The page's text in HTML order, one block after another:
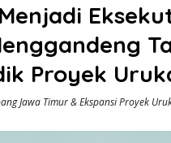
Proyek
Jawa Timur & Ekspansi Proyek